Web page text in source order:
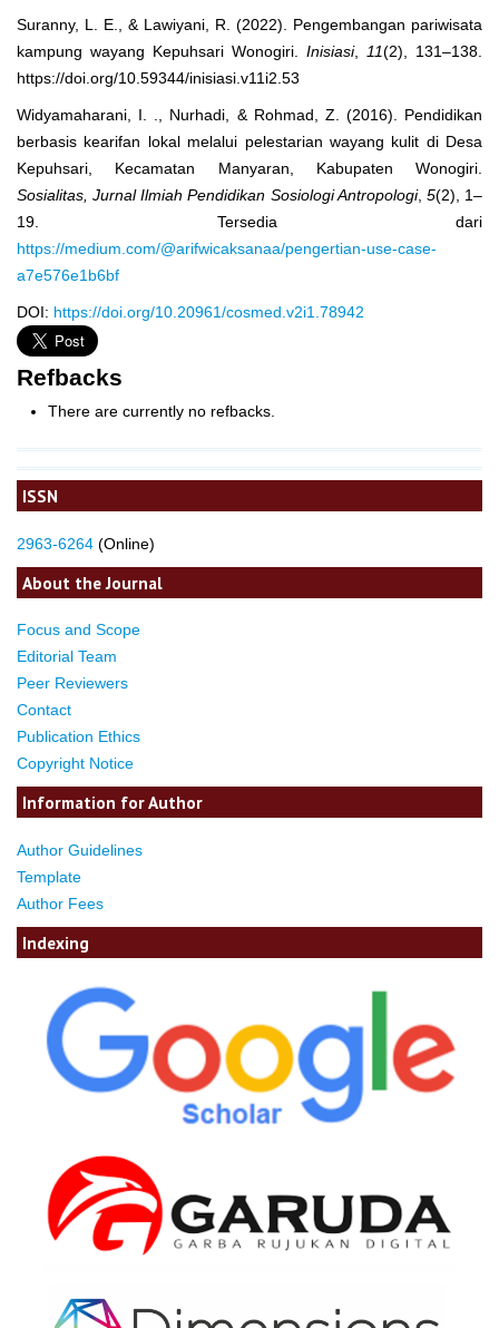
ISSN
2963-6264 (Online)
About the Journal
Focus and Scope
Editorial Team
Peer Reviewers
Contact
Publication Ethics
Copyright Notice
Information for Author
Author Guidelines
Template
Author Fees
Indexing
Suranny, L. E., & Lawiyani, R. (2022). Pengembangan pariwisata
kampung wayang Kepuhsari Wonogiri. Inisiasi, 11(2), 131–138.
https://doi.org/10.59344/inisiasi.v11i2.53
Widyamaharani, I. ., Nurhadi, & Rohmad, Z. (2016). Pendidikan
berbasis kearifan lokal melalui pelestarian wayang kulit di Desa
Kepuhsari, Kecamatan Manyaran, Kabupaten Wonogiri.
Sosialitas, Jurnal Ilmiah Pendidikan Sosiologi Antropologi, 5(2), 1–
19. Tersedia dari
https://medium.com/@arifwicaksanaa/pengertian-use-case-
a7e576e1b6bf
DOI: https://doi.org/10.20961/cosmed.v2i1.78942
Refbacks
There are currently no refbacks.